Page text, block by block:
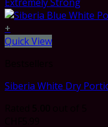
+
Quick View
Siberia White Dry